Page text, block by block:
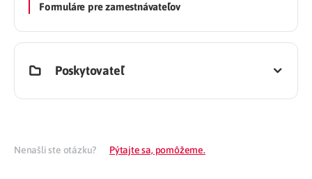
Formuláre pre zamestnávateľov
Poskytovateľ
Nenašli ste otázku? Pýtajte sa, pomôžeme.